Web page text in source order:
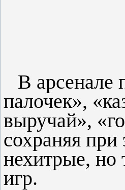
В арсенале
палочек»,
выручай»,
сохраняя
нехитрые, но
игр.